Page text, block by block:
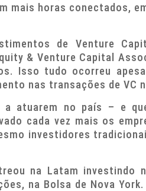
mais horas conectados,
de Venture
& Venture Capital
Isso tudo ocorreu
nas transações de VC
atuarem no país – e
cada vez mais os
investidores
na Latam
na Bolsa de Nova